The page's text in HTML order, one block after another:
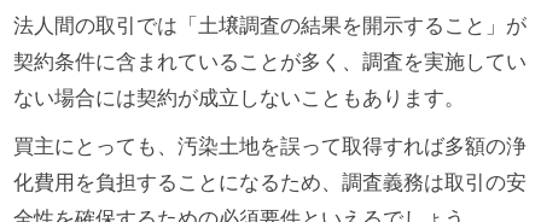
法人間の取引では「土壌調査の結果を開示すること」が
契約条件に含まれていることが多く、調査を実施してい
ない場合には契約が成立しないこともあります。
買主にとっても、汚染土地を誤って取得すれば多額の浄
化費用を負担することになるため、調査義務は取引の安